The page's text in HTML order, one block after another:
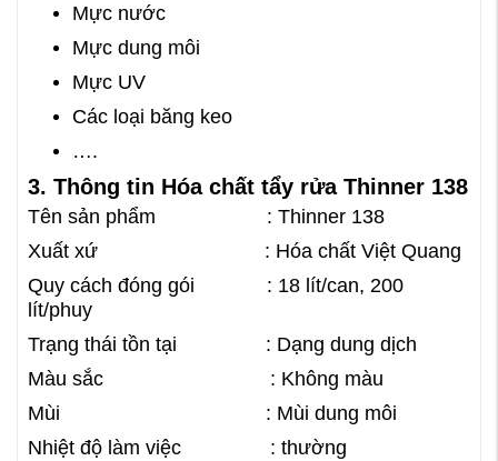
Mực nước
Mực dung môi
Mực UV
Các loại băng keo
….
3. Thông tin Hóa chất tẩy rửa Thinner 138
Tên sản phẩm : Thinner 138
Xuất xứ : Hóa chất Việt Quang
Quy cách đóng gói : 18 lít/can, 200
lít/phuy
Trạng thái tồn tại : Dạng dung dịch
Màu sắc : Không màu
Mùi : Mùi dung môi
Nhiệt độ làm việc : thường